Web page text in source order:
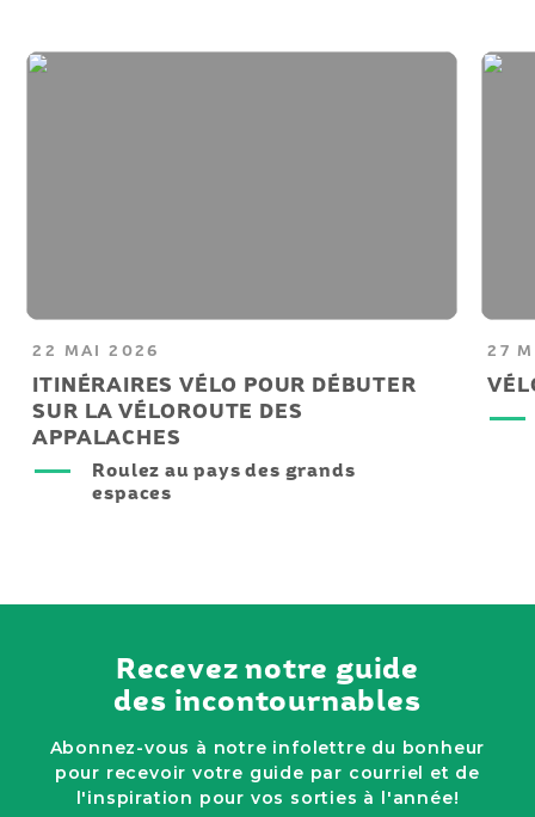
22 MAI 2026
ITINÉRAIRES VÉLO POUR DÉBUTER
SUR LA VÉLOROUTE DES
APPALACHES
Roulez au pays des grands
espaces
27
Recevez notre guide
des incontournables
Abonnez-vous à notre infolettre du bonheur
pour recevoir votre guide par courriel et de
l'inspiration pour vos sorties à l'année!